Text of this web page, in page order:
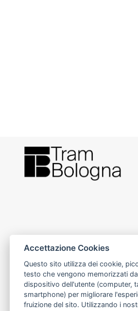
Accettazione Cookies
Questo sito utilizza dei cookie,
testo che vengono memorizzati
dispositivo dell'utente (computer,
smartphone) per migliorare
fruizione del sito. Utilizzando i